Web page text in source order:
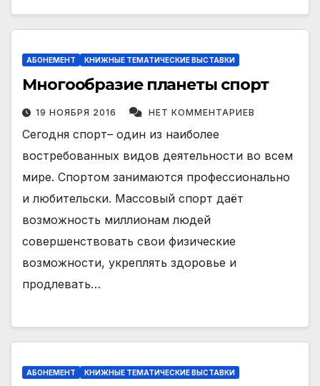
АБОНЕМЕНТ КНИЖНЫЕ ТЕМАТИЧЕСКИЕ ВЫСТАВКИ
Многообразие планеты спорт
19 НОЯБРЯ 2016 НЕТ КОММЕНТАРИЕВ
Сегодня спорт– один из наиболее
востребованных видов деятельности во всем
мире. Спортом занимаются профессионально
и любительски. Массовый спорт даёт
возможность миллионам людей
совершенствовать свои физические
возможности, укреплять здоровье и
продлевать…
АБОНЕМЕНТ КНИЖНЫЕ ТЕМАТИЧЕСКИЕ ВЫСТАВКИ